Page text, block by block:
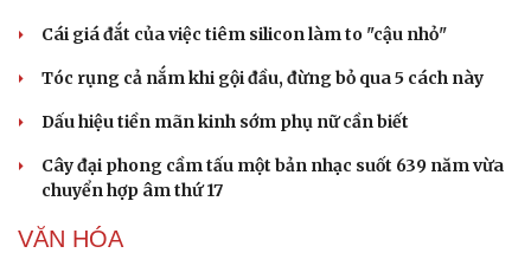
Cái giá đắt của việc tiêm silicon làm to "cậu nhỏ"
Tóc rụng cả nắm khi gội đầu, đừng bỏ qua 5 cách này
Dấu hiệu tiền mãn kinh sớm phụ nữ cần biết
Cây đại phong cầm tấu một bản nhạc suốt 639 năm vừa
chuyển hợp âm thứ 17
VĂN HÓA